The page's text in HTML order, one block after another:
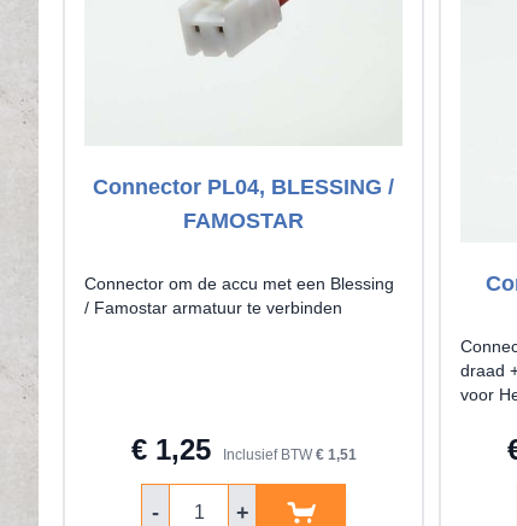
Connector PL04, BLESSING /
FAMOSTAR
Connector om de accu met een Blessing
/ Famostar armatuur te verbinden
€ 1,25 Inclusief BTW € 1,51
- +
draad
voor